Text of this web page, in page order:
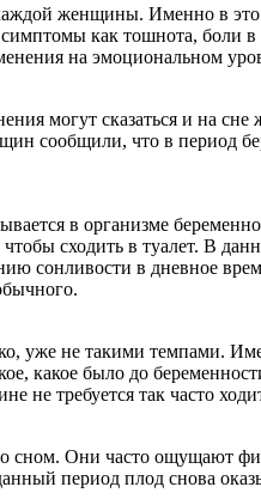
женщины. Именно в это
как тошнота, боли в
на эмоциональном
могут сказаться и на
сообщили, что в период
в организме
сходить в туалет. В
сонливости в дневное
уже не такими темпами.
какое было до
не требуется так часто
Они часто ощущают
период плод снова